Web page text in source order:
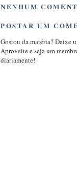
NENHUM
POSTAR UM
Gostou da matéria? Deixe
Aproveite e seja um
diariamente!